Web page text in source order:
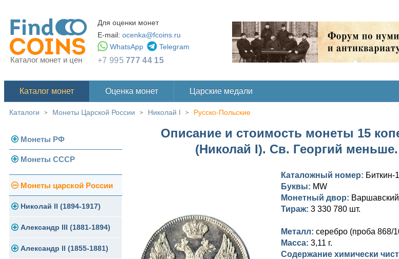
Каталог монет и цен
Для оценки монет
E-mail: ocenka@fcoins.ru
WhatsApp
Telegram
+7 995777 44 15
Каталог монет Оценка монет Царские медали
Каталоги > Монеты Царской России > Николай I > Русско-Польские
Монеты РФ
Современная Россия
Монеты 1991-1993 гг.
Памятные и юбилейные
Монеты СССР
Погодовка СССР
Монеты 1958 года
Золотые червонцы
Памятные и юбилейные
Монеты царской России
Николай II (1894-1917)
Золото
Серебро
Александр III (1881-1894)
Золото
Александр II (1855-1881)
Описание и стоимость монеты 15
(Николай I). Св. Георгий
Каталожный номер: Биткин-
Буквы: MW
Монетный двор: Варшавский
Тираж: 3 330 780 шт.
Металл: серебро (проба 868/
Масса: 3,11 г.
Содержание химически